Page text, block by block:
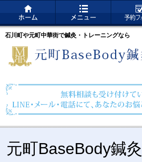
石川町や元町中華街で鍼灸・トレーニングなら
元町BaseBody鍼